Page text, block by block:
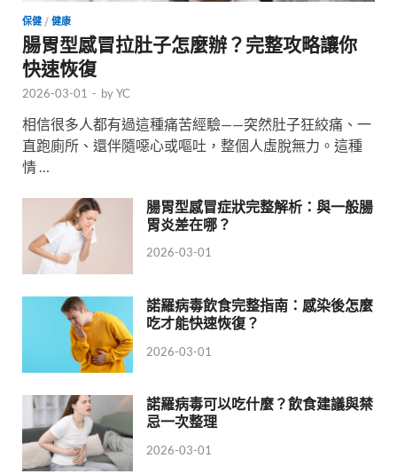
保健 / 健康
腸胃型感冒拉肚子怎麼辦？完整攻略讓你
快速恢復
2026-03-01 - byYC
相信很多人都有過這種痛苦經驗——突然肚子狂絞痛、一
直跑廁所、還伴隨噁心或嘔吐，整個人虛脫無力。這種
情 …
腸胃型感冒症狀完整解析：與一般腸
胃炎差在哪？
2026-03-01
諾羅病毒飲食完整指南：感染後怎麼
吃才能快速恢復？
2026-03-01
諾羅病毒可以吃什麼？飲食建議與禁
忌一次整理
2026-03-01